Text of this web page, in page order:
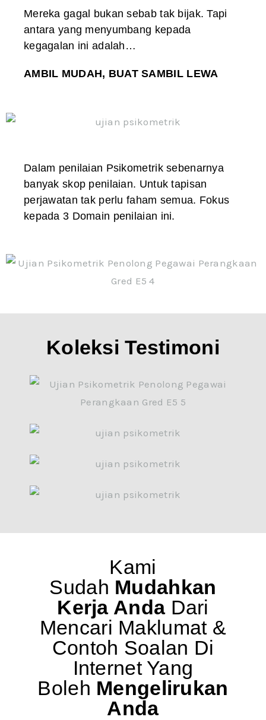
Mereka gagal bukan sebab tak bijak. Tapi
antara yang menyumbang kepada
kegagalan ini adalah…
AMBIL MUDAH, BUAT SAMBIL LEWA
Dalam penilaian Psikometrik sebenarnya
banyak skop penilaian. Untuk tapisan
perjawatan tak perlu faham semua. Fokus
kepada 3 Domain penilaian ini.
Koleksi Testimoni
Kami
Sudah Mudahkan
Kerja AndaDari
Mencari Maklumat &
Contoh Soalan Di
Internet Yang
Boleh Mengelirukan
Anda